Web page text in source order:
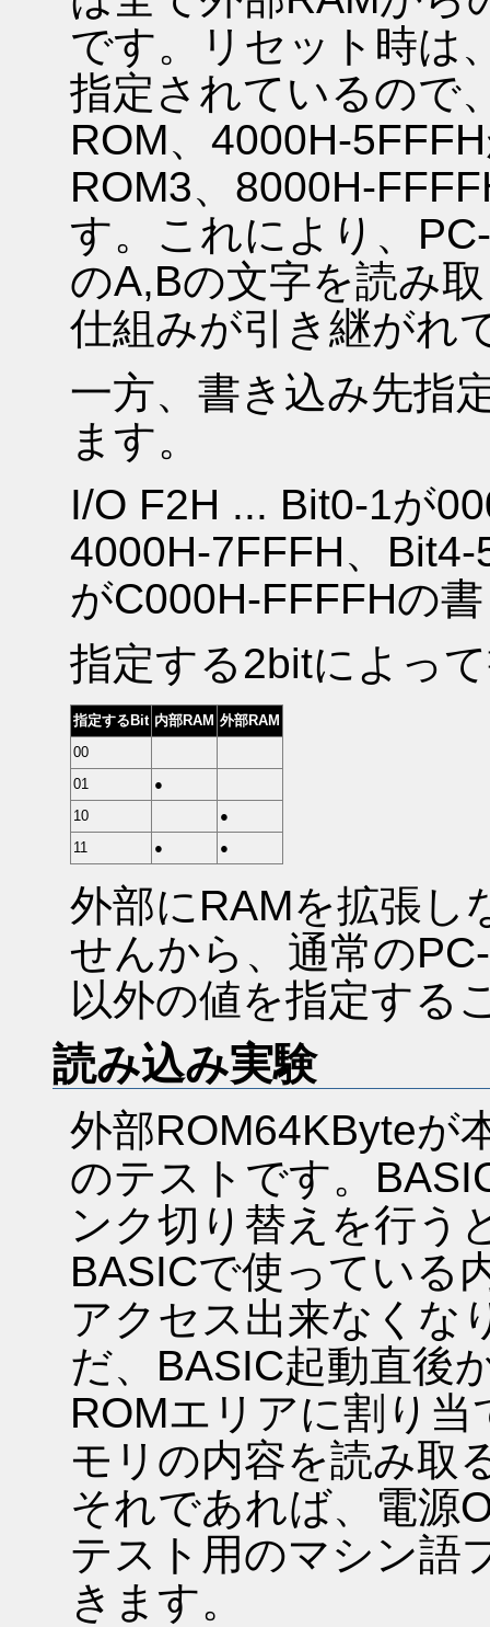
です。リセット時は
指定されているので
ROM、4000H-
ROM3、8000H-
す。これにより、
のA,Bの文字を読み
仕組みが引き継がれ
一方、書き込み先指
ます。
I/O F2H ... Bit0-1が
4000H-7FFFH、
がC000H-FFFFHの
指定する2bitによっ
指定するBit 内部RAM 外部RAM
00
01
●
10
●
11
● ●
外部にRAMを拡張し
せんから、通常の
以外の値を指定する
読み込み実験
外部ROM64KByteが
のテストです。
ンク切り替えを行う
BASICで使っている
アクセス出来なくな
だ、BASIC起動直後
ROMエリアに割り
モリの内容を読み取
それであれば、電源
テスト用のマシン語
きます。